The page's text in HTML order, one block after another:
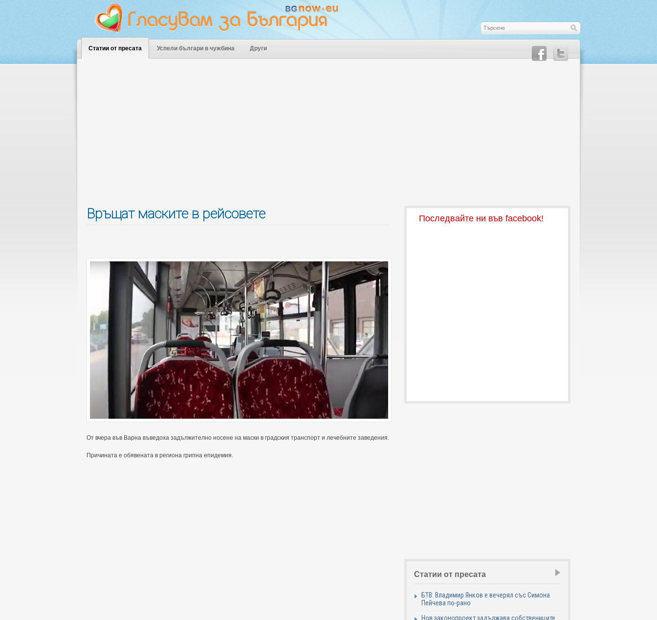
Статии от пресата Успели българи в чужбина Други
Връщат маските в рейсовете
От вчера във Варна въведоха задължително носене на маски в градския транспорт и лечебните заведения.
Причината е обявената в региона грипна епидемия.
Последвайте ни във facebook!
Статии от пресата
БТВ: Владимир Янков е вечерял със Симона
Пейчева по-рано
Нов законопроект задължава собствениците